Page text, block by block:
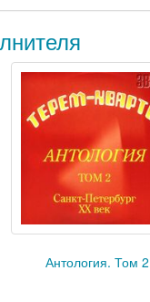
Антология. Том 2